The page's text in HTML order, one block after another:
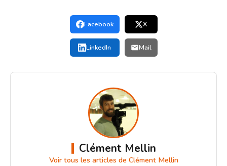
Facebook X
LinkedIn Mail
Clément Mellin
Voir tous les articles de Clément Mellin